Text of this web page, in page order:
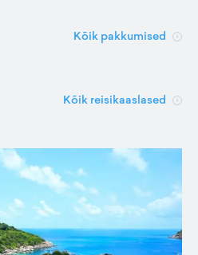
Kõik pakkumised
Kõik reisikaaslased